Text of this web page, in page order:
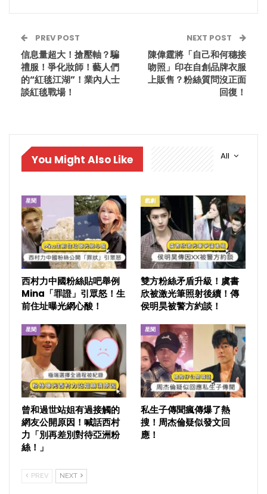
PREV POST
信息量超大！搶壓軸？騙
禮服！爭化妝師！藝人們
的“紅毯江湖”！業內人士
談紅毯戰場！
NEXT POST
陳偉霆將「自己和何穗接
吻照」印在自創品牌衣服
上販售？粉絲質問沒正面
回復！
All
You Might Also Like
星聞
西村力中國粉絲貼吧舉例
Mina「罪證」引眾怒！生
前住址曝光網心酸！
戲劇
雙方粉絲矛盾升級！虞書
欣被激光筆照射後續！傳
侯明昊被警方約談！
星聞
曾和過世站姐有過接觸的
網友公開原因！喊話西村
力「別再差別對待亞洲粉
絲！」
星聞
私生子傳聞瘋傳爆了熱
搜！周杰倫疑似發文回
應！
PREV NEXT